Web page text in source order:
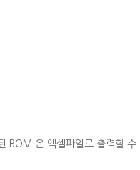
BOM 은 엑셀파일로 출력할 수